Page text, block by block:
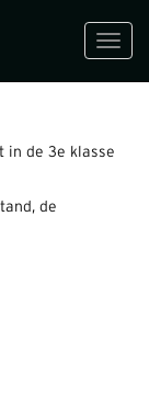
in de 3e klasse
de